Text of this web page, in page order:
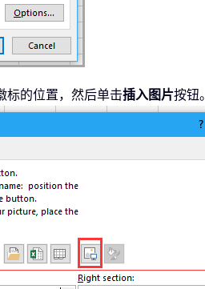
标的位置，然后单击插入图片按钮。